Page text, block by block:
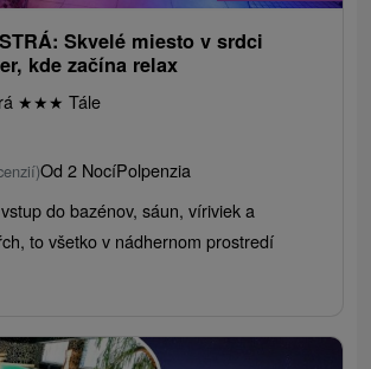
Skvelé miesto v srdci
kde začína relax
★★★ Tále
Od 2 NocíPolpenzia
do bazénov, sáun, víriviek a
to všetko v nádhernom prostredí